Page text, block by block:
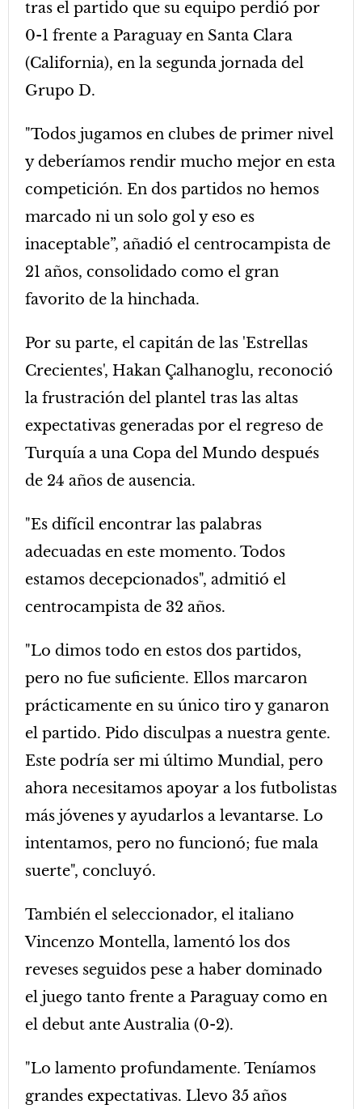
tras el partido que su equipo perdió por
0-1 frente a Paraguay en Santa Clara
(California), en la segunda jornada del
Grupo D.
"Todos jugamos en clubes de primer nivel
y deberíamos rendir mucho mejor en esta
competición. En dos partidos no hemos
marcado ni un solo gol y eso es
inaceptable”, añadió el centrocampista de
21 años, consolidado como el gran
favorito de la hinchada.
Por su parte, el capitán de las 'Estrellas
Crecientes', Hakan Çalhanoglu, reconoció
la frustración del plantel tras las altas
expectativas generadas por el regreso de
Turquía a una Copa del Mundo después
de 24 años de ausencia.
"Es difícil encontrar las palabras
adecuadas en este momento. Todos
estamos decepcionados", admitió el
centrocampista de 32 años.
"Lo dimos todo en estos dos partidos,
pero no fue suficiente. Ellos marcaron
prácticamente en su único tiro y ganaron
el partido. Pido disculpas a nuestra gente.
Este podría ser mi último Mundial, pero
ahora necesitamos apoyar a los futbolistas
más jóvenes y ayudarlos a levantarse. Lo
intentamos, pero no funcionó; fue mala
suerte", concluyó.
También el seleccionador, el italiano
Vincenzo Montella, lamentó los dos
reveses seguidos pese a haber dominado
el juego tanto frente a Paraguay como en
el debut ante Australia (0-2).
"Lo lamento profundamente. Teníamos
grandes expectativas. Llevo 35 años